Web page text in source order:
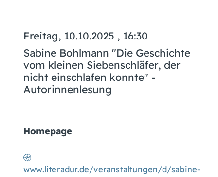
Freitag, 10.10.2025 , 16:30
Sabine Bohlmann "Die Geschichte
vom kleinen Siebenschläfer, der
nicht einschlafen konnte" -
Autorinnenlesung
Homepage
www.literadur.de/veranstaltungen/d/sabine-